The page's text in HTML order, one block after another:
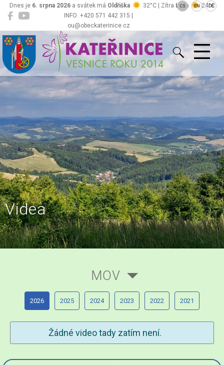
INFO: +420 571 442 315 |
ou@obeckaterinice.cz
Dnes je 6. srpna 2026a svátek má Oldřiška 32°C | Zítra Lada 24°C
CS EN DE
Kateřinice
Videa
MOV
2026 2025 2024 2023 2022 2021
Žádné video tady zatím není.